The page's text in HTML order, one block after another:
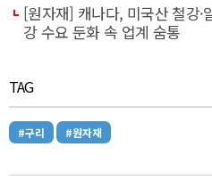
[원자재] 캐나다, 미국산 철강
강 수요 둔화 속 업계 숨통
TAG
#구리 #원자재